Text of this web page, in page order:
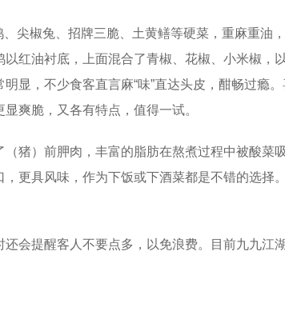
、尖椒兔、招牌三脆、土黄鳝等硬菜，重麻重油
红油衬底，上面混合了青椒、花椒、小米椒，
显，不少食客直言麻“味”直达头皮，酣畅过瘾。
爽脆，又各有特点，值得一试。
猪）前胛肉，丰富的脂肪在熬煮过程中被酸菜
更具风味，作为下饭或下酒菜都是不错的选择
会提醒客人不要点多，以免浪费。目前九九江